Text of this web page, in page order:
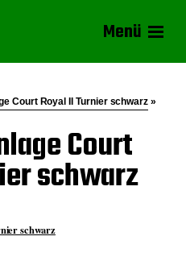
Menü
Court Royal II Turnier schwarz »
Court
schwarz
schwarz